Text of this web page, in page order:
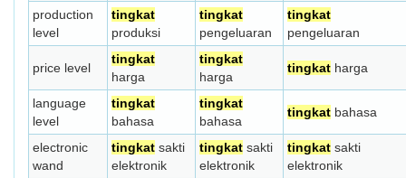
production
level
tingkat
produksi
tingkat
pengeluaran
tingkat
pengeluaran
price level
tingkat
harga
tingkat
harga
tingkat harga
language
level
tingkat
bahasa
tingkat
bahasa
tingkat bahasa
electronic
wand
tingkat sakti
elektronik
tingkat sakti
elektronik
tingkat sakti
elektronik